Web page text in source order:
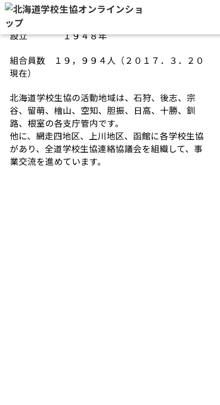
北海道学校生活協同組合とは
設立 １９４８年
組合員数 １９，９９４人（２０１７．３．２０
現在）
北海道学校生協の活動地域は、石狩、後志、宗
谷、留萌、檜山、空知、胆振、日高、十勝、釧
路、根室の各支庁管内です。
他に、網走四地区、上川地区、函館に各学校生協
があり、全道学校生協連絡協議会を組織して、事
業交流を進めています。